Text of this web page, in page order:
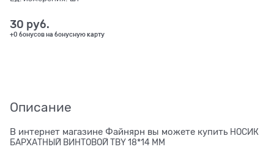
30 руб.
+0 бонусов на бонусную карту
Описание
В интернет магазине Файнярн вы можете купить НОСИК
БАРХАТНЫЙ ВИНТОВОЙ TBY 18*14 ММ